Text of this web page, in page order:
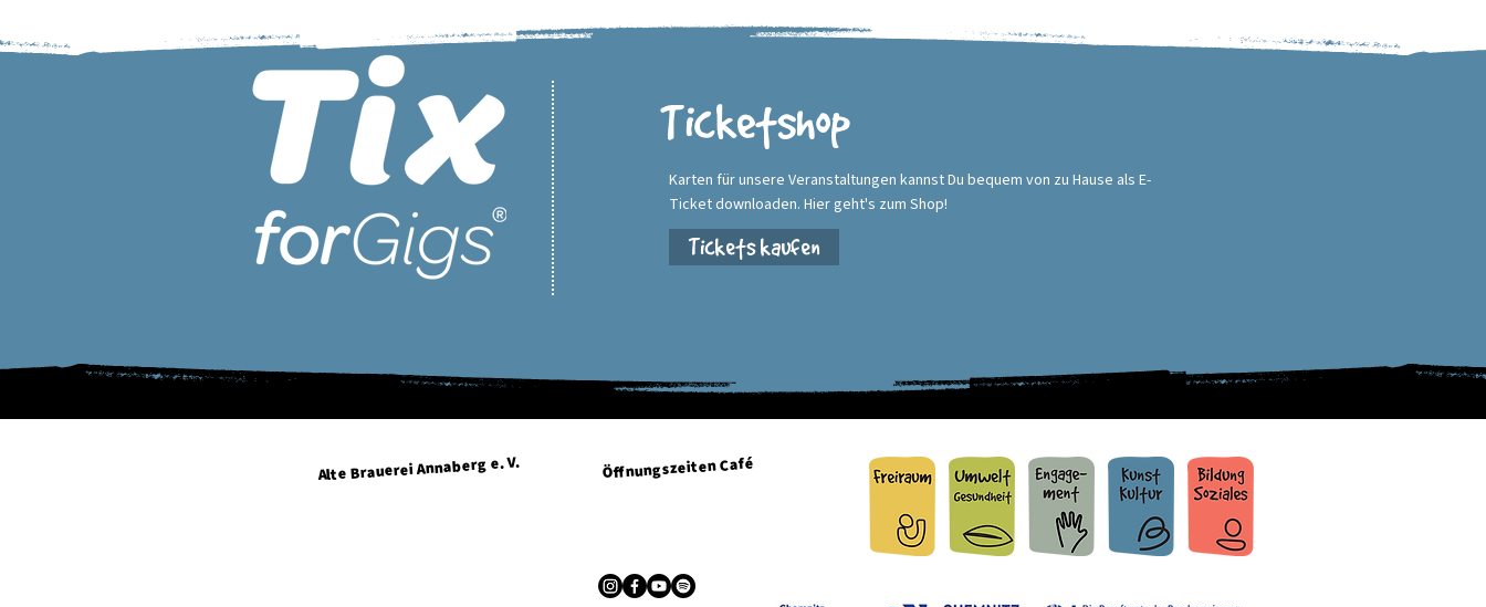
Ticketshop
Karten für unsere Veranstaltungen kannst Du bequem von zu Hause als E-
Ticket downloaden. Hier geht's zum Shop!
Tickets kaufen
Alte Brauerei Annaberg e. V. Öffnungszeiten Café